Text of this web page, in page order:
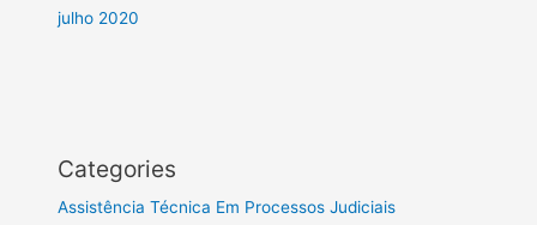
julho 2020
Categories
Assistência Técnica Em Processos Judiciais